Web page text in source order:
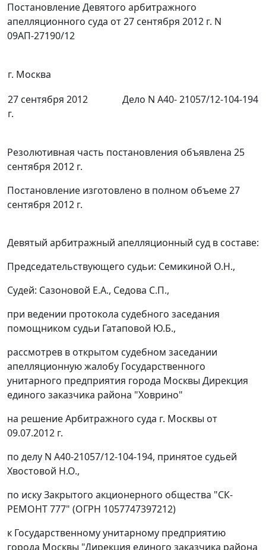
Постановление Девятого арбитражного
апелляционного суда от 27 сентября 2012 г. N
09АП-27190/12
г. Москва
27 сентября 2012
г.
Дело N А40- 21057/12-104-194
Резолютивная часть постановления объявлена 25
сентября 2012 г.
Постановление изготовлено в полном объеме 27
сентября 2012 г.
Девятый арбитражный апелляционный суд в составе:
Председательствующего судьи: Семикиной О.Н.,
Судей: Сазоновой Е.А., Седова С.П.,
при ведении протокола судебного заседания
помощником судьи Гатаповой Ю.Б.,
рассмотрев в открытом судебном заседании
апелляционную жалобу Государственного
унитарного предприятия города Москвы Дирекция
единого заказчика района "Ховрино"
на решениеАрбитражного суда г. Москвы от
09.07.2012 г.
по делу N А40-21057/12-104-194, принятое судьей
Хвостовой Н.О.,
по иску Закрытого акционерного общества "СК-
РЕМОНТ 777" (ОГРН 1057747397212)
к Государственному унитарному предприятию
города Москвы "Дирекция единого заказчика района